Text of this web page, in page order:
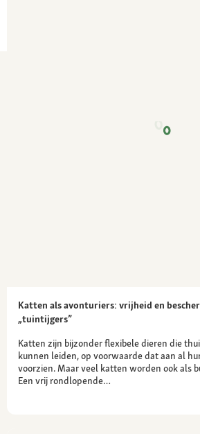
Katten als avonturiers: vrijheid en
„tuintijgers”
Katten zijn bijzonder flexibele dieren die
kunnen leiden, op voorwaarde dat aan al
voorzien. Maar veel katten worden ook als
Een vrij rondlopende…